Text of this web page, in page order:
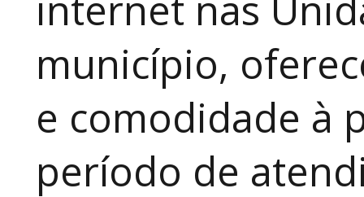
município,
e comodidade à
período de